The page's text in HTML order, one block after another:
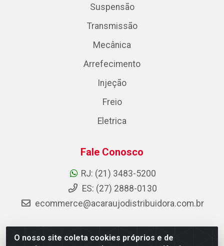
O nosso site coleta cookies próprios e de
Suspensão
Transmissão
Mecânica
Arrefecimento
Injeção
Freio
Eletrica
Fale Conosco
RJ: (21) 3483-5200
ES: (27) 2888-0130
ecommerce@acaraujodistribuidora.com.br